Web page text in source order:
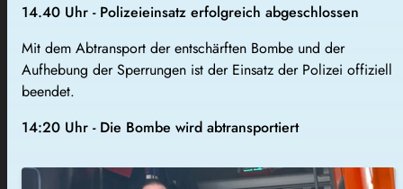
14.40 Uhr - Polizeieinsatz erfolgreich abgeschlossen
Mit dem Abtransport der entschärften Bombe und der
Aufhebung der Sperrungen ist der Einsatz der Polizei offiziell
beendet.
14:20 Uhr - Die Bombe wird abtransportiert